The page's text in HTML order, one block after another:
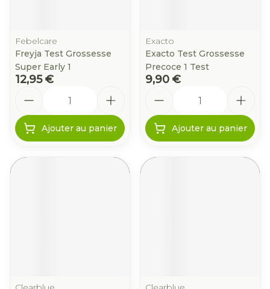
Febelcare
Freyja Test Grossesse
Super Early 1
12,95 €
Ajouter au panier
Exacto
Exacto Test Grossesse
Precoce 1 Test
9,90 €
Ajouter au panier